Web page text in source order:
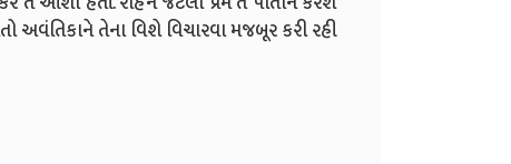
અવંતિકાને તેના વિશે વિચારવા મજબૂર કરી રહી